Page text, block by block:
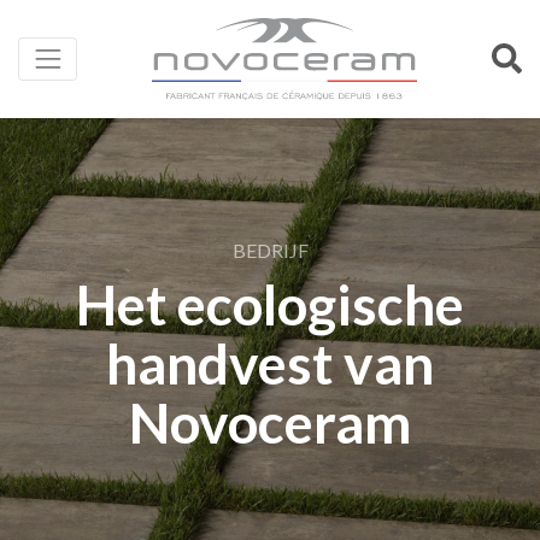
BEDRIJF
Het ecologische
handvest van
Novoceram